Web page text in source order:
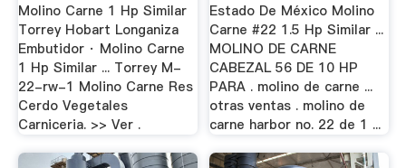
Molino Carne 1 Hp Similar
Torrey Hobart Longaniza
Embutidor · Molino Carne
1 Hp Similar ... Torrey M-
22-rw-1 Molino Carne Res
Cerdo Vegetales
Carniceria. >> Ver .
Estado De México Molino
Carne #22 1.5 Hp Similar ...
MOLINO DE CARNE
CABEZAL 56 DE 10 HP
PARA . molino de carne ...
otras ventas . molino de
carne harbor no. 22 de 1 ...